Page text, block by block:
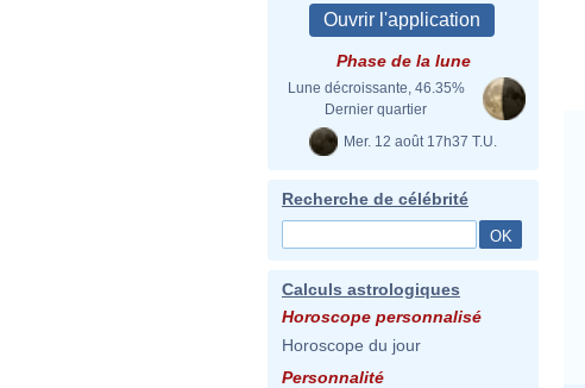
Phase de la lune
Lune décroissante, 46.35%
Dernier quartier
Mer. 12 août 17h37 T.U.
Recherche de célébrité
Calculs astrologiques
Horoscope personnalisé
Horoscope du jour
Personnalité